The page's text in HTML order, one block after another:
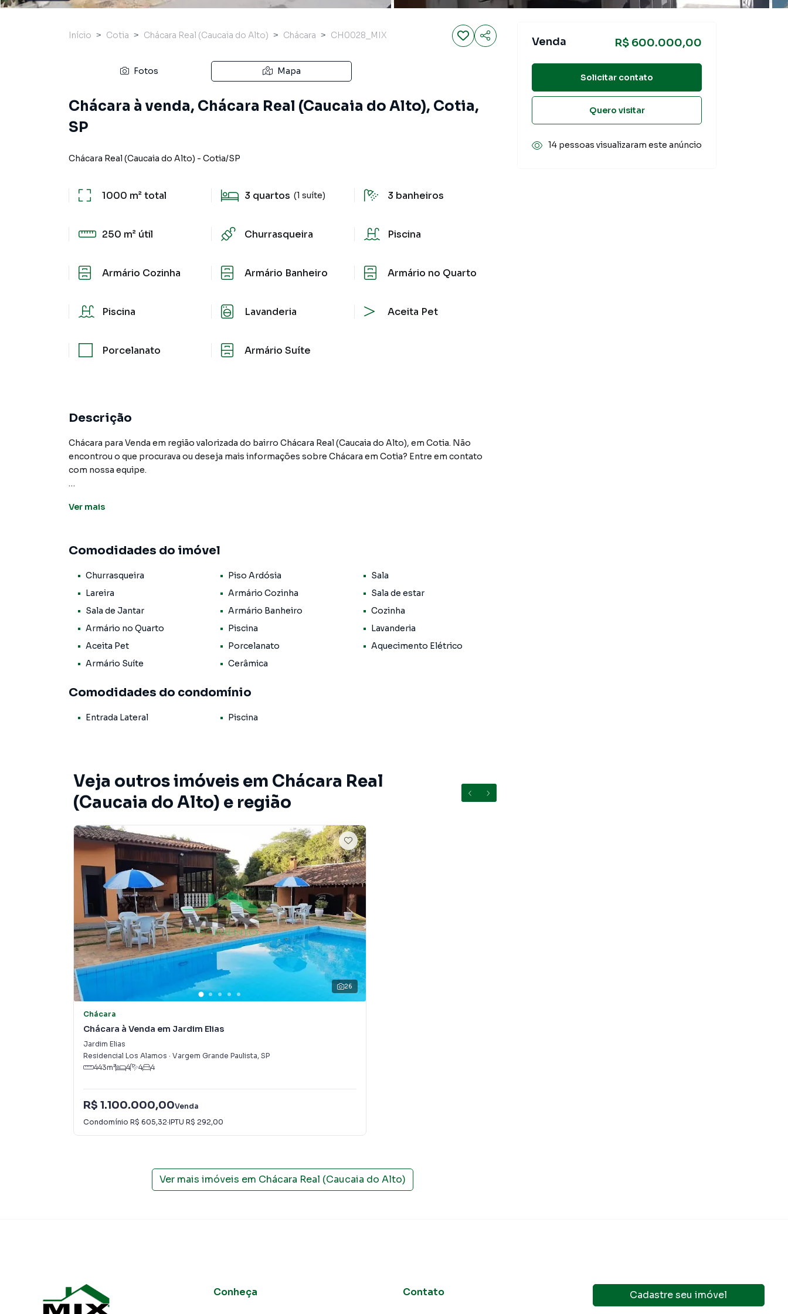
Início Cotia Chácara Real (Caucaia do Alto) Chácara CH0028_MIX
Fotos Mapa
Chácara à venda, Chácara Real (Caucaia do Alto), Cotia,
SP
Chácara Real (Caucaia do Alto) - Cotia/SP
1000 m²total 3 quartos (1 suíte) 3 banheiros
250 m² útil Churrasqueira Piscina
Armário Cozinha Armário Banheiro Armário no Quarto
Piscina Lavanderia Aceita Pet
Porcelanato Armário Suíte
Descrição
Chácara para Venda em região valorizada do bairro Chácara Real (Caucaia do Alto), em Cotia. Não
encontrou o que procurava ou deseja mais informações sobre Chácara em Cotia? Entre em contato
com nossa equipe.
terrenos, lojas e barracões para venda ou locação, além de empreendimentos em construção ou
você consegue comprar ou alugar um imóvel em Cotia mesmo não estando na cidade e com a
praticidade de fazer tudo online, direto do seu computador ou smartphone. Nós criamos soluções
inovadoras para simplificar a relação de proprietários, inquilinos e compradores com o mercado
Anuncie seu imóvel! É fácil, rápido e gratuito! A Mix Nascimento é uma imobiliária digital com imóveis
em diversas cidades do Brasil, incluindo Cotia.
Na Mix Nascimento você consegue vender ou alugar seu imóvel muito mais rápido do que em
imobiliárias tradicionais. Já vendemos e locamos diversos imóveis em Cotia, especialmente em
Chácara Real (Caucaia do Alto). Isso porque temos uma equipe de marketing digital focada em produzir
Ver mais
Comodidades do imóvel
Churrasqueira Piso Ardósia
Sala
Lareira
Armário Cozinha
Sala de estar
Sala de Jantar
Armário Banheiro
Cozinha
Armário no Quarto
Piscina
Lavanderia
Aceita Pet
Porcelanato
Aquecimento Elétrico
Armário Suíte
Cerâmica
Comodidades do condomínio
Entrada Lateral Piscina
Veja outros imóveis em Chácara Real
(Caucaia do Alto) e região
26
Chácara
Chácara à Venda em Jardim Elias
Jardim Elias
Residencial Los Alamos · Vargem Grande Paulista, SP
443m² 4 4 4
R$ 1.100.000,00Venda
Condomínio R$ 605,32·IPTU R$ 292,00
Ver mais imóveis em Chácara Real (Caucaia do Alto)
Venda R$ 600.000,00
Solicitar contato
Quero visitar
14 pessoas visualizaram este anúncio
Conheça Contato Cadastre seu imóvel